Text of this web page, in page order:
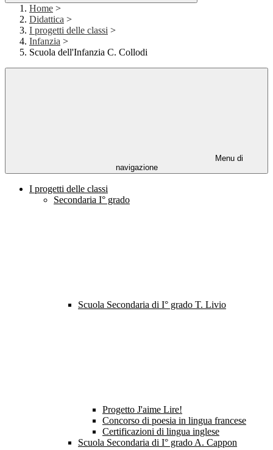
Home >
Didattica >
I progetti delle classi >
Infanzia >
Scuola dell'Infanzia C. Collodi
Menu di
navigazione
I progetti delle classi
Secondaria I° grado
Scuola Secondaria di I° grado T. Livio
Progetto J'aime Lire!
Concorso di poesia in lingua francese
Certificazioni di lingua inglese
Scuola Secondaria di I° grado A. Cappon